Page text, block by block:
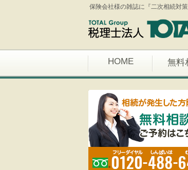
保険会社様の雑誌に『二次相続対
HOME 無料